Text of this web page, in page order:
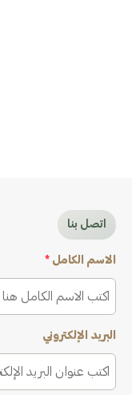
اتصل بنا
الاسم الكامل *
البريد الإلكتروني